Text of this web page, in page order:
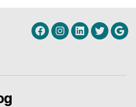
Antwort:
Mit!“
FacebookInstagram
LinkedinTwitter